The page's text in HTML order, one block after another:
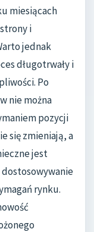
miesiącach
i
jednak
długotrwały i
Po
nie można
pozycji
się zmieniają, a
jest
rynku.